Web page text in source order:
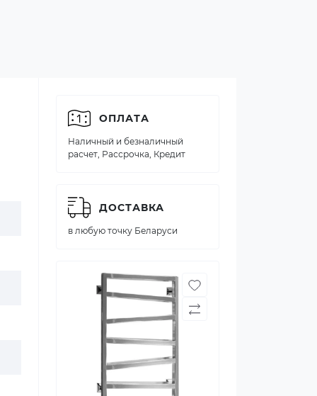
ОПЛАТА
Наличный и безналичный
расчет, Рассрочка, Кредит
ДОСТАВКА
в любую точку Беларуси